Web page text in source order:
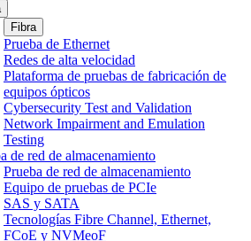
Fibra
Prueba de Ethernet
Redes de alta velocidad
Plataforma de pruebas de fabricación de
equipos ópticos
Cybersecurity Test and Validation
Network Impairment and Emulation
Testing
de red de almacenamiento
Prueba de red de almacenamiento
Equipo de pruebas de PCIe
SAS y SATA
Tecnologías Fibre Channel, Ethernet,
FCoE y NVMeoF